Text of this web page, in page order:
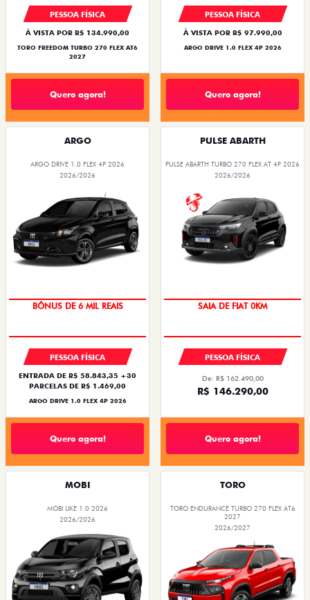
PESSOA FÍSICA
À VISTA POR R$ 134.990,00
TORO FREEDOM TURBO 270 FLEX AT6
2027
Quero agora!
PESSOA FÍSICA
À VISTA POR R$ 97.990,00
ARGO DRIVE 1.0 FLEX 4P 2026
Quero agora!
ARGO
ARGO DRIVE 1.0 FLEX 4P 2026
2026/2026
PESSOA FÍSICA
ENTRADA DE R$ 58.843,35 +30
PARCELAS DE R$ 1.469,00
ARGO DRIVE 1.0 FLEX 4P 2026
Quero agora!
PULSE ABARTH
PULSE ABARTH TURBO 270 FLEX AT 4P 2026
2026/2026
PESSOA FÍSICA
De: R$ 162.490,00
R$ 146.290,00
Quero agora!
MOBI
MOBI LIKE 1.0 2026
2026/2026
TORO
TORO ENDURANCE TURBO 270 FLEX AT6
2027
2026/2027